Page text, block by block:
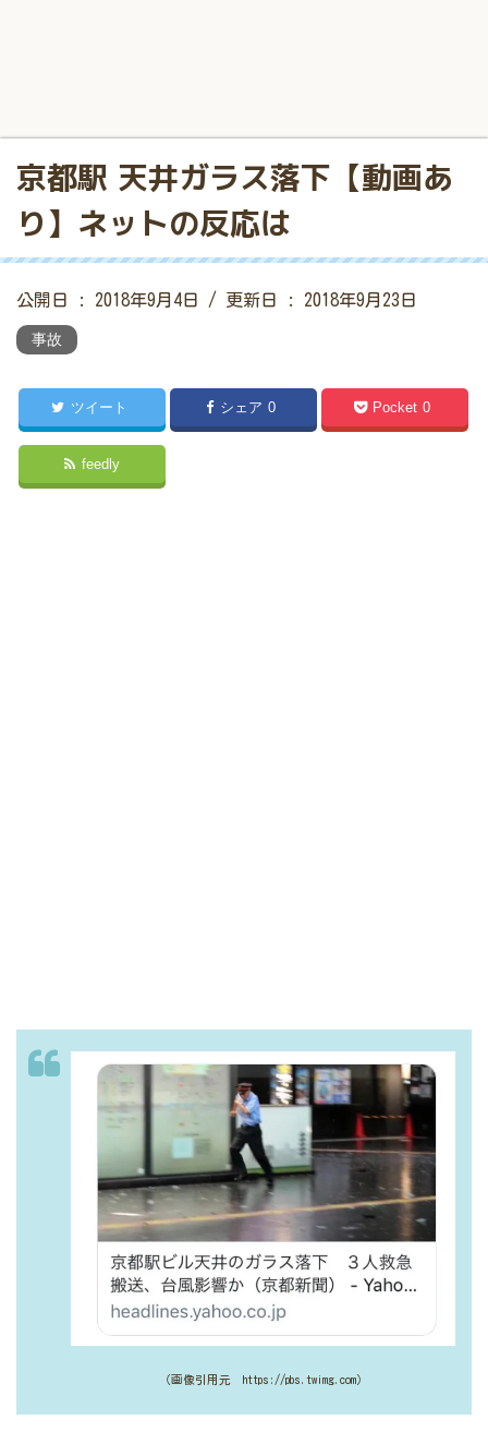
京都駅 天井ガラス落下【動画あ
り】ネットの反応は
公開日 : 2018年9月4日 / 更新日 : 2018年9月23日
事故
ツイート シェア 0 Pocket 0
feedly
（画像引用元 https://pbs.twimg.com）